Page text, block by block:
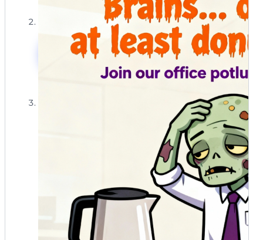
使用Mew Design AI创建搞笑万
圣节邀请函
模板名称:科学怪人的零食